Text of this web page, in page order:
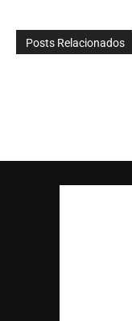
Posts Relacionados